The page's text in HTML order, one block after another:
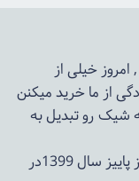
خیلی از
از ما خرید میکنن
شیکرو تبدیل به
ایده طراحی و ساخت وبسایت خونه شیک از پاییز سال 1399در